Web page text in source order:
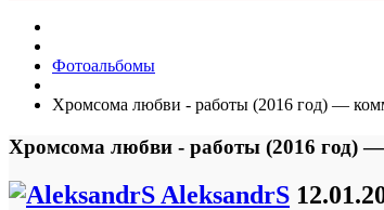
Фотоальбомы
Хромсома любви - работы (2016 год) —
Хромсома любви - работы (2016 год)
AleksandrS